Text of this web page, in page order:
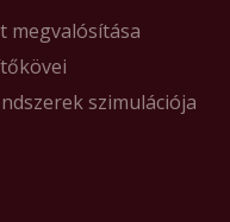
megvalósítása
szimulációja